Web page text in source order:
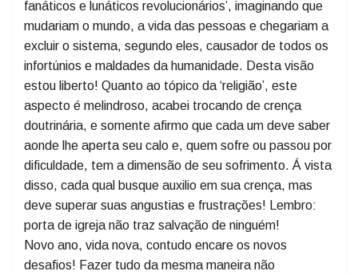
obtive grande evolução, deixando de ser criatura
‘bitolada em meras ideologias’ formulada em
infundadas ‘revoluções descritas em livros por
fanáticos e lunáticos revolucionários’, imaginando que
mudariam o mundo, a vida das pessoas e chegariam a
excluir o sistema, segundo eles, causador de todos os
infortúnios e maldades da humanidade. Desta visão
estou liberto! Quanto ao tópico da ‘religião’, este
aspecto é melindroso, acabei trocando de crença
doutrinária, e somente afirmo que cada um deve saber
aonde lhe aperta seu calo e, quem sofre ou passou por
dificuldade, tem a dimensão de seu sofrimento. Á vista
disso, cada qual busque auxilio em sua crença, mas
deve superar suas angustias e frustrações! Lembro: